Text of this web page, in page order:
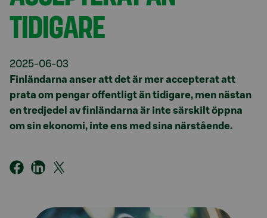
TIDIGARE
2025-06-03
Finländarna anser att det är mer accepterat att
prata om pengar offentligt än tidigare, men nästan
en tredjedel av finländarna är inte särskilt öppna
om sin ekonomi, inte ens med sina närstående.